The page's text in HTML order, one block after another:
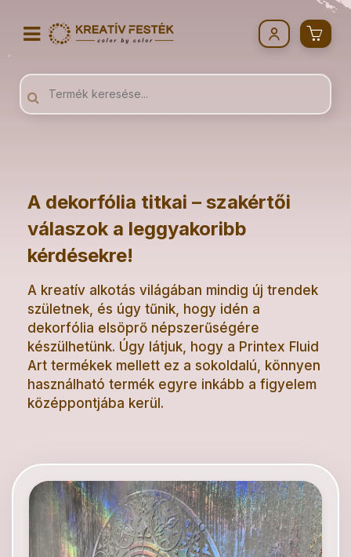
A dekorfólia titkai – szakértői
válaszok a leggyakoribb
kérdésekre!
A kreatív alkotás világában mindig új trendek
születnek, és úgy tűnik, hogy idén a
dekorfólia elsöprő népszerűségére
készülhetünk. Úgy látjuk, hogy a Printex Fluid
Art termékek mellett ez a sokoldalú, könnyen
használható termék egyre inkább a figyelem
középpontjába kerül.